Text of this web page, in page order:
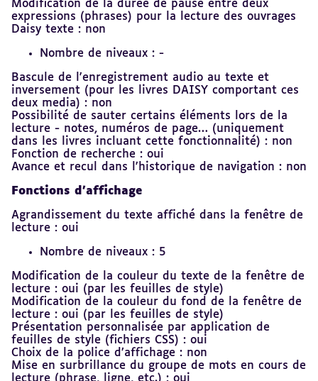
Modification de la durée de pause entre deux
expressions (phrases) pour la lecture des ouvrages
Daisy texte : non
Nombre de niveaux : -
Bascule de l'enregistrement audio au texte et
inversement (pour les livres DAISY comportant ces
deux media) : non
Possibilité de sauter certains éléments lors de la
lecture - notes, numéros de page… (uniquement
dans les livres incluant cette fonctionnalité) : non
Fonction de recherche : oui
Avance et recul dans l'historique de navigation : non
Fonctions d’affichage
Agrandissement du texte affiché dans la fenêtre de
lecture : oui
Nombre de niveaux : 5
Modification de la couleur du texte de la fenêtre de
lecture : oui (par les feuilles de style)
Modification de la couleur du fond de la fenêtre de
lecture : oui (par les feuilles de style)
Présentation personnalisée par application de
feuilles de style (fichiers CSS) : oui
Choix de la police d’affichage : non
Mise en surbrillance du groupe de mots en cours de
lecture (phrase, ligne, etc.) : oui